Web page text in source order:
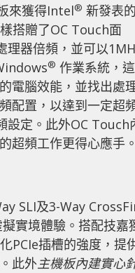
來獲得Intel® 新發表的
搭贈了OC Touch面
理器倍頻，並可以
® 作業系統，這
電腦效能，並找出處
配置，以達到一定超
設定。此外OC Touch
超頻工作更得心應手。
SLI及3-Way
實境體驗。搭配技嘉
PCIe插槽的強度，提
此外主機板內建實心